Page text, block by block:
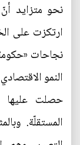
نحو متزايد
ارتكزت على
نجاحات
النمو
حصلت عليها
المستقلّة.